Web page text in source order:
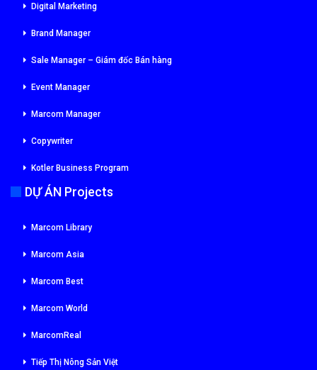
Digital Marketing
Brand Manager
Sale Manager – Giám đốc Bán hàng
Event Manager
Marcom Manager
Copywriter
Kotler Business Program
DỰ ÁN Projects
Marcom Library
Marcom Asia
Marcom Best
Marcom World
MarcomReal
Tiếp Thị Nông Sản Việt